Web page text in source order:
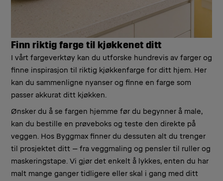
Finn riktig farge til kjøkkenet ditt
I vårt fargeverktøy kan du utforske hundrevis av farger og
finne inspirasjon til riktig kjøkkenfarge for ditt hjem. Her
kan du sammenligne nyanser og finne en farge som
passer akkurat ditt kjøkken.
Ønsker du å se fargen hjemme før du begynner å male,
kan du bestille en prøveboks og teste den direkte på
veggen. Hos Byggmax finner du dessuten alt du trenger
til prosjektet ditt – fra veggmaling og pensler til ruller og
maskeringstape. Vi gjør det enkelt å lykkes, enten du har
malt mange ganger tidligere eller skal i gang med ditt